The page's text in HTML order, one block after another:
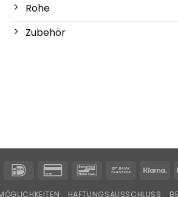
Rohe
Zubehör
IDeal
KreditkarteBancontact
HAFTUNGSAUSSCHLUSS